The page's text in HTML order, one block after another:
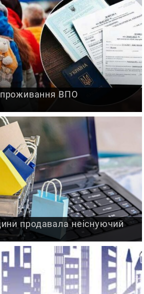
ВПО
продавала неіснуючий